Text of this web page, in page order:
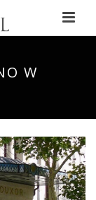
W